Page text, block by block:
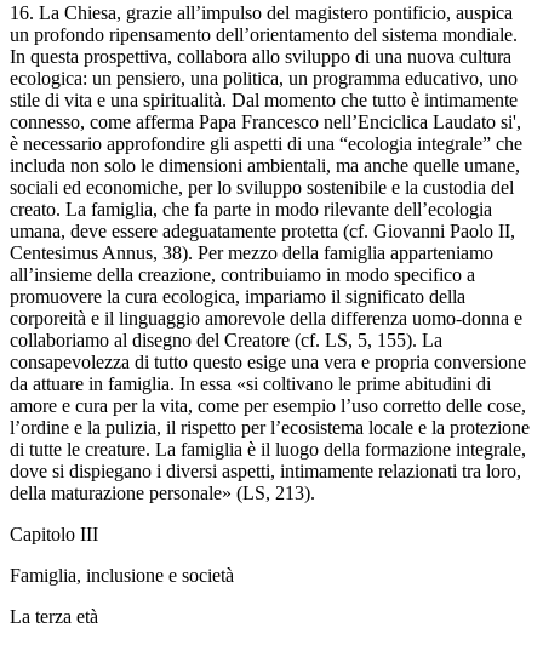
16. La Chiesa, grazie all’impulso del magistero pontificio, auspica
un profondo ripensamento dell’orientamento del sistema mondiale.
In questa prospettiva, collabora allo sviluppo di una nuova cultura
ecologica: un pensiero, una politica, un programma educativo, uno
stile di vita e una spiritualità. Dal momento che tutto è intimamente
connesso, come afferma Papa Francesco nell’Enciclica Laudato si',
è necessario approfondire gli aspetti di una “ecologia integrale” che
includa non solo le dimensioni ambientali, ma anche quelle umane,
sociali ed economiche, per lo sviluppo sostenibile e la custodia del
creato. La famiglia, che fa parte in modo rilevante dell’ecologia
umana, deve essere adeguatamente protetta (cf. Giovanni Paolo II,
Centesimus Annus, 38). Per mezzo della famiglia apparteniamo
all’insieme della creazione, contribuiamo in modo specifico a
promuovere la cura ecologica, impariamo il significato della
corporeità e il linguaggio amorevole della differenza uomo-donna e
collaboriamo al disegno del Creatore (cf. LS, 5, 155). La
consapevolezza di tutto questo esige una vera e propria conversione
da attuare in famiglia. In essa «si coltivano le prime abitudini di
amore e cura per la vita, come per esempio l’uso corretto delle cose,
l’ordine e la pulizia, il rispetto per l’ecosistema locale e la protezione
di tutte le creature. La famiglia è il luogo della formazione integrale,
dove si dispiegano i diversi aspetti, intimamente relazionati tra loro,
della maturazione personale» (LS, 213).
Capitolo III
Famiglia, inclusione e società
La terza età